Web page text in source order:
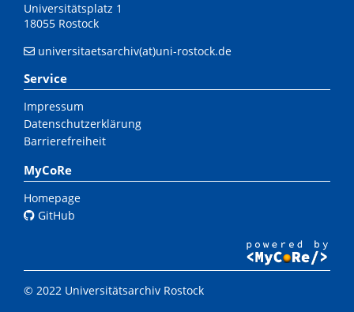
Universitätsplatz 1
18055 Rostock
universitaetsarchiv(at)uni-rostock.de
Service
Impressum
Datenschutzerklärung
Barrierefreiheit
MyCoRe
Homepage
GitHub
© 2022 Universitätsarchiv Rostock